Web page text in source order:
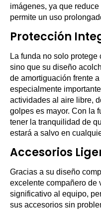
imágenes, ya que
permite un uso
Protección
La funda no solo
sino que su diseño
de amortiguación frente
especialmente
actividades al aire libre,
golpes es mayor. Con la
tener la tranquilidad de
estará a salvo en
Accesorios
Gracias a su diseño
excelente compañero de
significativo al equipo,
sus accesorios sin